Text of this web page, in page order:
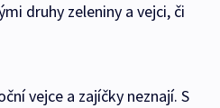
druhy zeleniny a vejci, či
vejce a zajíčky neznají. S